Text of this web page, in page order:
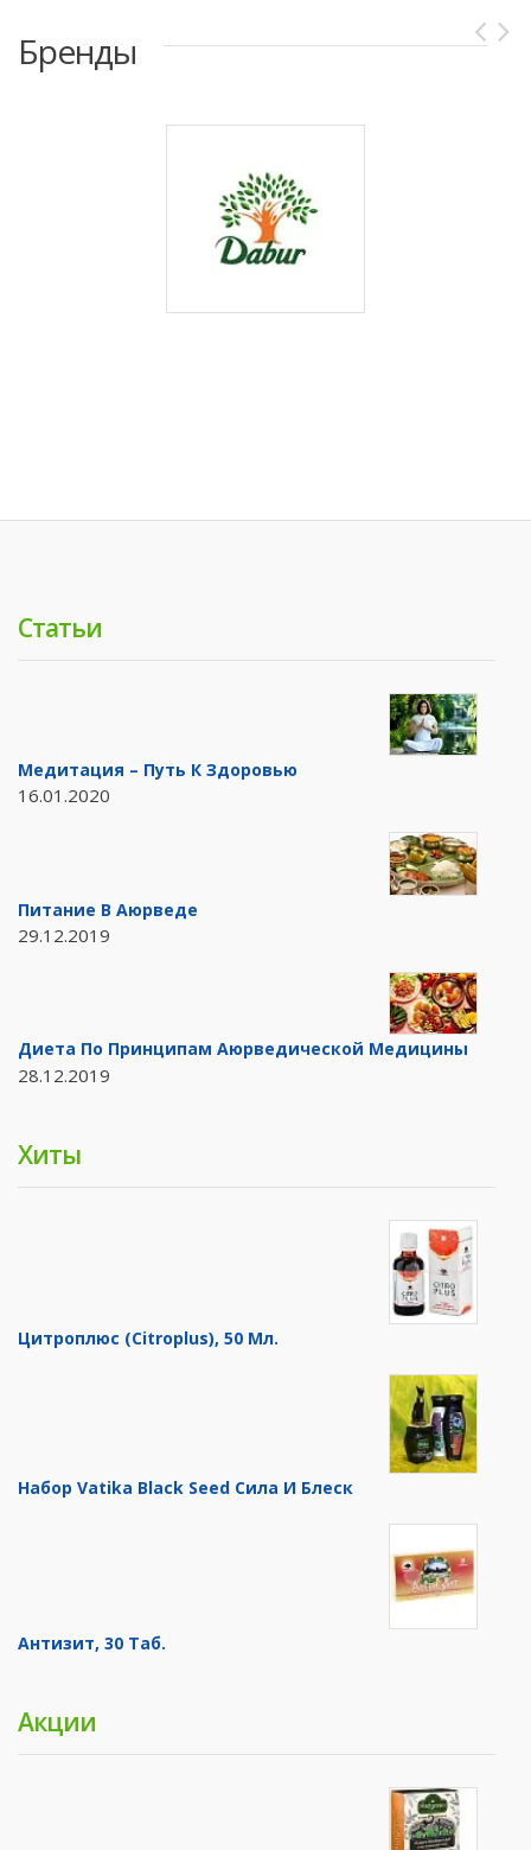
Бренды
Статьи
Медитация – Путь К Здоровью
16.01.2020
Питание В Аюрведе
29.12.2019
Диета По Принципам Аюрведической Медицины
28.12.2019
Хиты
Цитроплюс (Citroplus), 50 Мл.
Набор Vatika Black Seed Сила И Блеск
Антизит, 30 Таб.
Акции